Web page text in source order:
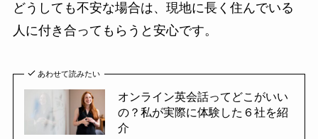
どうしても不安な場合は、現地に長く住んでいる
人に付き合ってもらうと安心です。
あわせて読みたい
オンライン英会話ってどこがいい
の？私が実際に体験した６社を紹
介